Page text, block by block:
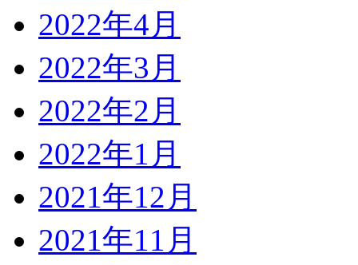
2022年4月
2022年3月
2022年2月
2022年1月
2021年12月
2021年11月